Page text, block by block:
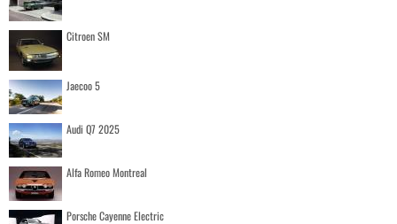
Citroen SM
Jaecoo 5
Audi Q7 2025
Alfa Romeo Montreal
Porsche Cayenne Electric